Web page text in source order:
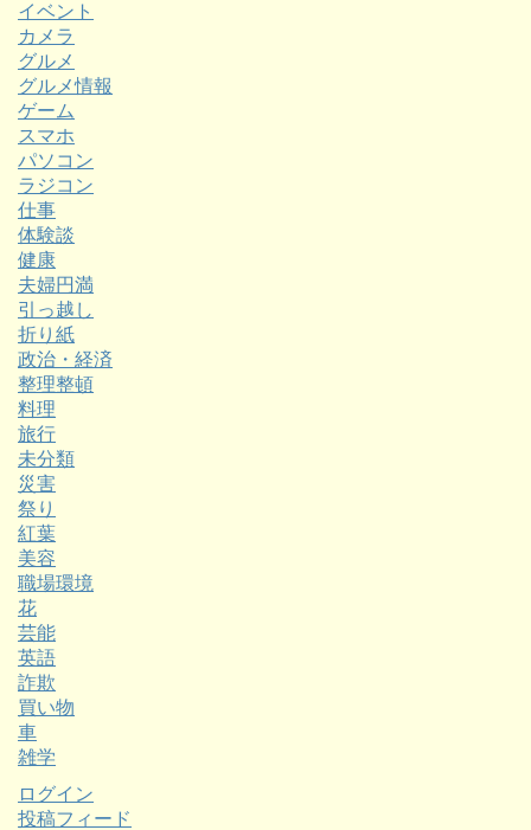
イベント
カメラ
グルメ
グルメ情報
ゲーム
スマホ
パソコン
ラジコン
仕事
体験談
健康
夫婦円満
引っ越し
折り紙
政治・経済
整理整頓
料理
旅行
未分類
災害
祭り
紅葉
美容
職場環境
花
芸能
英語
詐欺
買い物
車
雑学
ログイン
投稿フィード